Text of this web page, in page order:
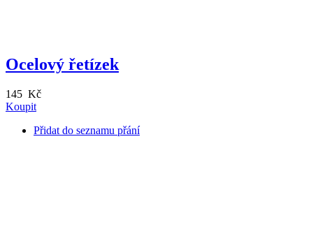
Ocelový řetízek
145 Kč
Koupit
Přidat do seznamu přání